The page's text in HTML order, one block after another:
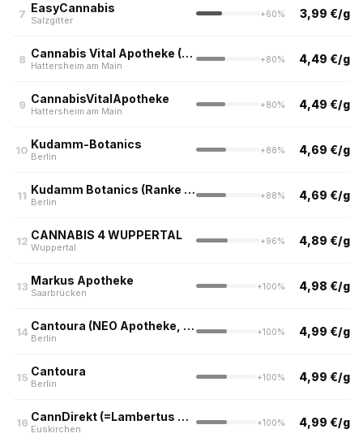
7 EasyCannabis
Salzgitter
+60% 3,99 €/g
8 Cannabis Vital Apotheke (=Rosen Apotheke im Center)
Hattersheim am Main
+80% 4,49 €/g
9 CannabisVitalApotheke
Hattersheim am Main
+80% 4,49 €/g
10 Kudamm-Botanics
Berlin
+88% 4,69 €/g
11 Kudamm Botanics (Ranke Apotheke Berlin)
Berlin
+88% 4,69 €/g
12 CANNABIS 4 WUPPERTAL
Wuppertal
+96% 4,89 €/g
13 Markus Apotheke
Saarbrücken
+100% 4,98 €/g
14 Cantoura (NEO Apotheke, Berlin)
Berlin
+100% 4,99 €/g
15 Cantoura
Berlin
+100% 4,99 €/g
16 CannDirekt (=Lambertus Apotheke)
Euskirchen
+100% 4,99 €/g